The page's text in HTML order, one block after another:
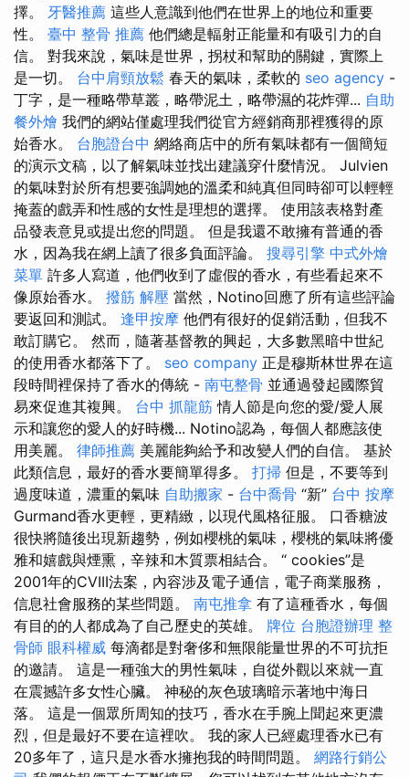
擇。 牙醫推薦 這些人意識到他們在世界上的地位和重要
性。 臺中 整骨 推薦 他們總是輻射正能量和有吸引力的自
信。 對我來說，氣味是世界，拐杖和幫助的關鍵，實際上
是一切。 台中肩頸放鬆 春天的氣味，柔軟的 seo agency -
丁字，是一種略帶草叢，略帶泥土，略帶濕的花炸彈... 自助
餐外燴 我們的網站僅處理我們從官方經銷商那裡獲得的原
始香水。 台胞證台中 網絡商店中的所有氣味都有一個簡短
的演示文稿，以了解氣味並找出建議穿什麼情況。 Julvien
的氣味對於所有想要強調她的溫柔和純真但同時卻可以輕輕
掩蓋的戲弄和性感的女性是理想的選擇。 使用該表格對產
品發表意見或提出您的問題。 但是我還不敢擁有普通的香
水，因為我在網上讀了很多負面評論。 搜尋引擎 中式外燴
菜單 許多人寫道，他們收到了虛假的香水，有些看起來不
像原始香水。 撥筋 解壓 當然，Notino回應了所有這些評論
要返回和測試。 逢甲按摩 他們有很好的促銷活動，但我不
敢訂購它。 然而，隨著基督教的興起，大多數黑暗中世紀
的使用香水都落下了。 seo company 正是穆斯林世界在這
段時間裡保持了香水的傳統 - 南屯整骨 並通過發起國際貿
易來促進其複興。 台中 抓龍筋 情人節是向您的愛/愛人展
示和讓您的愛人的好時機... Notino認為，每個人都應該使
用美麗。 律師推薦 美麗能夠給予和改變人們的自信。 基於
此類信息，最好的香水要簡單得多。 打掃 但是，不要等到
過度味道，濃重的氣味 自助搬家 - 台中喬骨 “新” 台中 按摩
Gurmand香水更輕，更精緻，以現代風格征服。 口香糖波
很快將隨後出現新趨勢，例如櫻桃的氣味，櫻桃的氣味將優
雅和嬉戲與煙熏，辛辣和木質票相結合。 “ cookies”是
2001年的CVIII法案，內容涉及電子通信，電子商業服務，
信息社會服務的某些問題。 南屯推拿 有了這種香水，每個
有目的的人都成為了自己歷史的英雄。 牌位 台胞證辦理 整
骨師 眼科權威 每滴都是對奢侈和無限能量世界的不可抗拒
的邀請。 這是一種強大的男性氣味，自從外觀以來就一直
在震撼許多女性心臟。 神秘的灰色玻璃暗示著地中海日
落。 這是一個眾所周知的技巧，香水在手腕上聞起來更濃
烈，但是最好不要在這裡吹。 我的家人已經處理香水已有
20多年了，這只是水香水擁抱我的時間問題。 網路行銷公